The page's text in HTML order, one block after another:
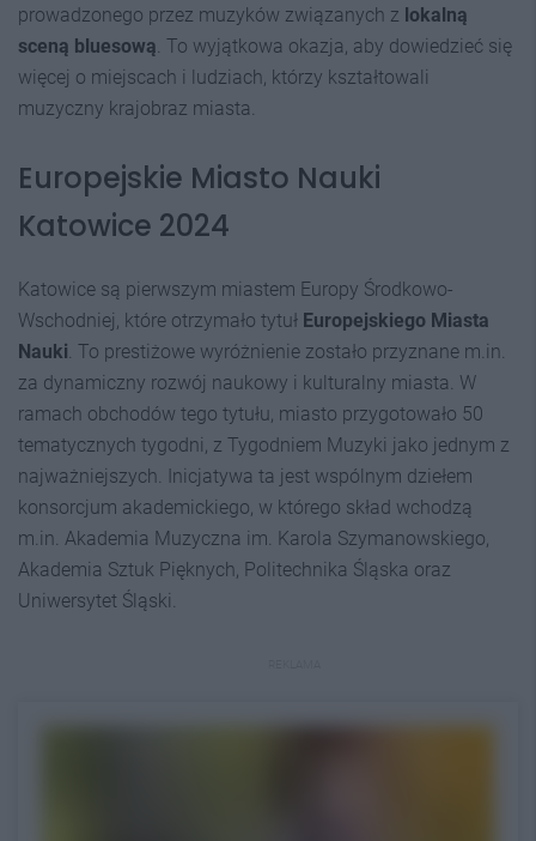
prowadzonego przez muzyków związanych z lokalną
sceną bluesową. To wyjątkowa okazja, aby dowiedzieć się
więcej o miejscach i ludziach, którzy kształtowali
muzyczny krajobraz miasta.
Europejskie Miasto Nauki
Katowice 2024
Katowice są pierwszym miastem Europy Środkowo-
Wschodniej, które otrzymało tytuł Europejskiego Miasta
Nauki. To prestiżowe wyróżnienie zostało przyznane m.in.
za dynamiczny rozwój naukowy i kulturalny miasta. W
ramach obchodów tego tytułu, miasto przygotowało 50
tematycznych tygodni, z Tygodniem Muzyki jako jednym z
najważniejszych. Inicjatywa ta jest wspólnym dziełem
konsorcjum akademickiego, w którego skład wchodzą
m.in. Akademia Muzyczna im. Karola Szymanowskiego,
Akademia Sztuk Pięknych, Politechnika Śląska oraz
Uniwersytet Śląski.